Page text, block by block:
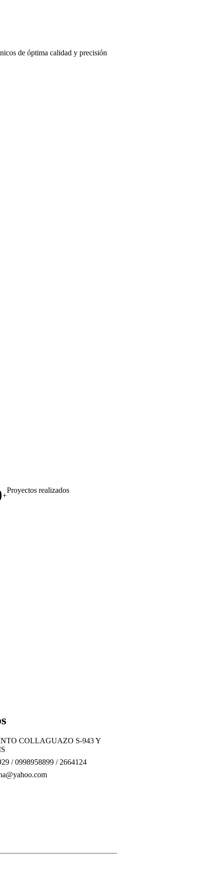
de óptima calidad y precisión
+
Proyectos realizados
COLLAGUAZO S-943 Y
/ 0998958899 / 2664124